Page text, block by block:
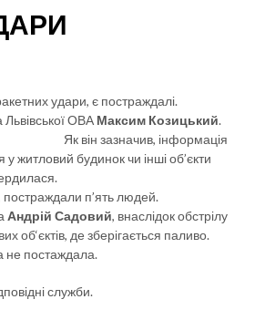
удари, є постраждалі.
ОВА Максим Козицький.
Як він зазначив, інформація
житловий будинок чи інші об’єкти
п’ять людей.
Андрій Садовий, внаслідок обстрілу
об‘єктів, де зберігається паливо.
не постаждала.
служби.